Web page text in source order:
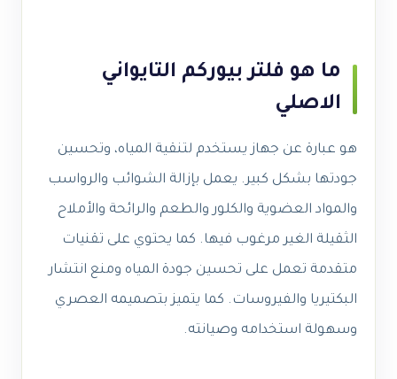
ما هو فلتر بيوركم التايواني
الاصلي
هو عبارة عن جهاز يستخدم لتنقية المياه، وتحسين
جودتها بشكل كبير. يعمل بإزالة الشوائب والرواسب
والمواد العضوية والكلور والطعم والرائحة والأملاح
الثقيلة الغير مرغوب فيها. كما يحتوي على تقنيات
متقدمة تعمل على تحسين جودة المياه ومنع انتشار
البكتيريا والفيروسات. كما يتميز بتصميمه العصري
وسهولة استخدامه وصيانته.